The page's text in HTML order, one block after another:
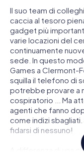
Il suo team di
caccia al tesoro
gadget più
varie locazioni del
continuamente
sede. In questo
Games a Clermont-
squilla il telefono di
potrebbe provare a
cospiratorio ... Ma
agenti che fanno
come indizi
fidarsi di nessuno!
A differenza di una